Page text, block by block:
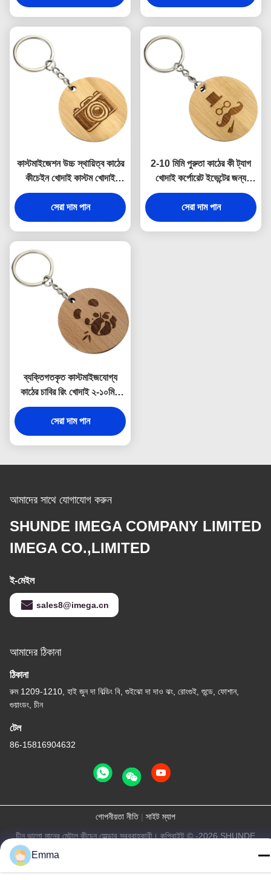
কাস্টমাইজেশন উচ্চ স্থায়িত্ব কাঠের
কীচেইন খোদাই কাস্টম খোদাই
কর্পোরেট ধন্যবাদ উপহার জন্য
সেরা দাম পান
2-10 মিমি পুরুতা কাঠের কী ট্যাগ
খোদাই কর্পোরেট ইভেন্টের জন্য
ব্যক্তিগতকরণ সজ্জা
সেরা দাম পান
ব্যক্তিগতকৃত কাস্টমাইজযোগ্য
কাঠের চাবির রিং খোদাই ২-১০মিমি
পুরুত্ব
সেরা দাম পান
আমাদের সাথে যোগাযোগ করুন
SHUNDE IMEGA COMPANY LIMITED
IMEGA CO.,LIMITED
ই-মেইল
sales8@imega.cn
আমাদের ঠিকানা
ঠিকানা
রুম 1209-1210, হাই জুন দা বিল্ডিং বি, গুইঝো দা দাও ঝং, রোংগুই, শুন্ডে, ফোশান,
গুয়াংডং, চীন
টেল
86-15816904632
গোপনীয়তা নীতি| সাইট ম্যাপ
চীন ভালো মানের মেটাল কীচেন হোল্ডার সরবরাহকারী। কপিরাইট © -2026 SHUNDE
IMEGA COMPANY LIMITED IMEGA CO.,LIMITED সমস্ত অধিকার
Emma